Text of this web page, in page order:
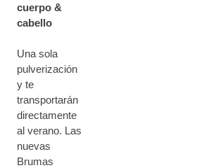
cuerpo &
cabello
Una sola
pulverización
y te
transportarán
directamente
al verano. Las
nuevas
Brumas